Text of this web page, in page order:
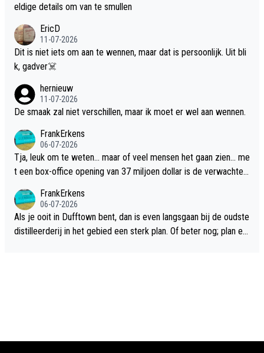
eldige details om van te smullen
EricD
11-07-2026
Dit is niet iets om aan te wennen, maar dat is persoonlijk. Uit bli
k, gadver☠️
hernieuw
11-07-2026
De smaak zal niet verschillen, maar ik moet er wel aan wennen.
FrankErkens
06-07-2026
Tja, leuk om te weten... maar of veel mensen het gaan zien... me
t een box-office opening van 37 miljoen dollar is de verwachte
FrankErkens
06-07-2026
Als je ooit in Dufftown bent, dan is even langsgaan bij de oudste
distilleerderij in het gebied een sterk plan. Of beter nog; plan ee